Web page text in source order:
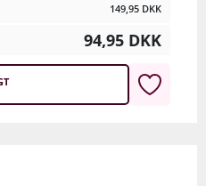
149,95 DKK
94,95 DKK